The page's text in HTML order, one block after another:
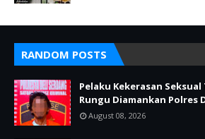
RANDOM POSTS
Pelaku Kekerasan
Rungu Diamankan Polres
August 08, 2026